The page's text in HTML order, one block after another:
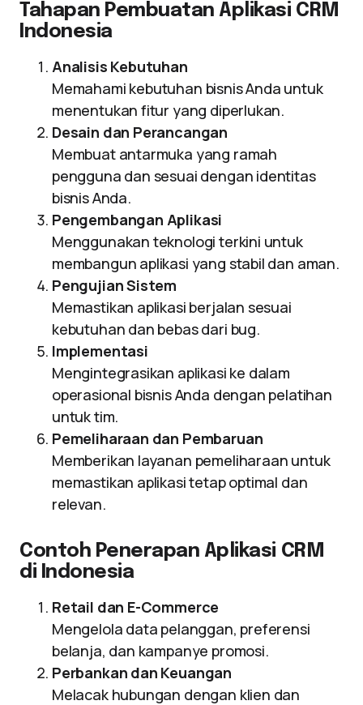
Tahapan Pembuatan Aplikasi CRM
Indonesia
Analisis Kebutuhan
Memahami kebutuhan bisnis Anda untuk
menentukan fitur yang diperlukan.
Desain dan Perancangan
Membuat antarmuka yang ramah
pengguna dan sesuai dengan identitas
bisnis Anda.
Pengembangan Aplikasi
Menggunakan teknologi terkini untuk
membangun aplikasi yang stabil dan aman.
Pengujian Sistem
Memastikan aplikasi berjalan sesuai
kebutuhan dan bebas dari bug.
Implementasi
Mengintegrasikan aplikasi ke dalam
operasional bisnis Anda dengan pelatihan
untuk tim.
Pemeliharaan dan Pembaruan
Memberikan layanan pemeliharaan untuk
memastikan aplikasi tetap optimal dan
relevan.
Contoh Penerapan Aplikasi CRM
di Indonesia
Retail dan E-Commerce
Mengelola data pelanggan, preferensi
belanja, dan kampanye promosi.
Perbankan dan Keuangan
Melacak hubungan dengan klien dan